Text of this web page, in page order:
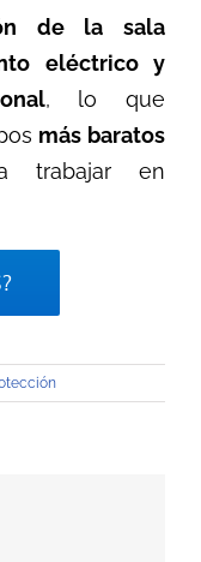
de la sala
eléctrico y
, lo que
más baratos
trabajar en